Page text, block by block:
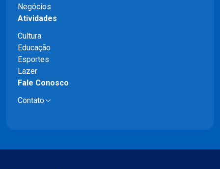
Negócios
Atividades
Cultura
Educação
Esportes
Lazer
Fale Conosco
Contato